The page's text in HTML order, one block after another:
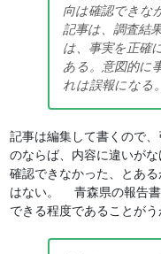
向は確認できな
記事は、調査結
は、事実を正確
ある。意図的に
れは誤報になる。
記事は編集して書くので
のならば、内容に違いが
確認できなかった、とあ
はない。 青森県の報告書
できる程度であることがう